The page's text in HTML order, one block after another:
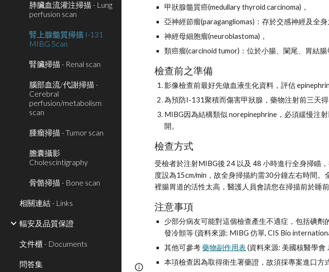
肺臟血流灌注掃描 - Lung
perfusion scan
腎上腺髓質掃描 I-131
MIBG Scan
腎臟掃描 - Renal scan
腦部血流/代謝掃描 -
Cerebral
perfusion/metabolism
scan
腫瘤掃描 - Tumor scan
膽囊攝影
Cholescintigraphy
骨骼掃描 - Bone scan
相關連結 - Links
輻安及品質保證
文件櫃 - Documents
問答集
甲狀腺髓質癌(medullary thyroid carcinoma)，
亞神經節瘤(paragangliomas)：存於交感神經及全身
神經母細胞瘤(neuroblastoma)，
類癌瘤(carcinoid tumor)：位於小腸、闌尾、胃結腸
檢查前之準備
影像檢查前最好先做血液生化資料，評估
為預防I-131聚積而傷害甲狀腺，藥物注射前三天
MIBG因為結構類似 norepinephrine，必須緩慢注
開。
檢查方式
受檢者於注射MIBG後 24 以及 48 小時進行全身掃瞄
度設為15cm/min，故全身掃描約需30分鐘左右時間
裡腸胃道的活性太高，醫護人員會請您在掃描前於睡
注意事項
少部分病友可能對這個檢查產生不適症，包括碘劑
發冷顫等 (資料來源: MIBG 仿單, CIS Bio
其他可參考 藥物副作用表 (資料來源: 美國核醫學
本項檢查因為取得衛生署藥證，故須採專案進口方
Report abuse